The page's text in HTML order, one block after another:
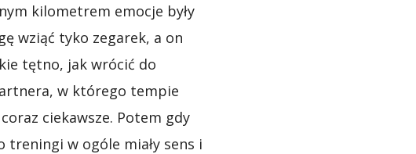
kilometrem emocje były
wziąć tyko zegarek, a on
tętno, jak wrócić do
w którego tempie
ciekawsze. Potem gdy
treningi w ogóle miały sens i